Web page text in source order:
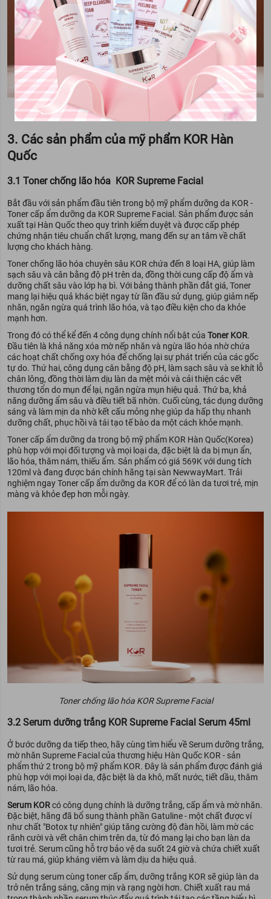
Bộ mỹ phẩm KOR Hàn Quốc
3. Các sản phẩm của mỹ phẩm KOR Hàn
Quốc
3.1 Toner chống lão hóa KOR Supreme Facial
Bắt đầu với sản phẩm đầu tiên trong bộ mỹ phẩm dưỡng da KOR -
Toner cấp ẩm dưỡng da KOR Supreme Facial. Sản phẩm được sản
xuất tại Hàn Quốc theo quy trình kiểm duyệt và được cấp phép
chứng nhận tiêu chuẩn chất lượng, mang đến sự an tâm về chất
lượng cho khách hàng.
Toner chống lão hóa chuyên sâu KOR chứa đến 8 loại HA, giúp làm
sạch sâu và cân bằng độ pH trên da, đồng thời cung cấp độ ẩm và
dưỡng chất sâu vào lớp hạ bì. Với bảng thành phần đắt giá, Toner
mang lại hiệu quả khác biệt ngay từ lần đầu sử dụng, giúp giảm nếp
nhăn, ngăn ngừa quá trình lão hóa, và tạo điều kiện cho da khỏe
mạnh hơn.
Trong đó có thể kể đến 4 công dụng chính nổi bật của Toner KOR.
Đầu tiên là khả năng xóa mờ nếp nhăn và ngừa lão hóa nhờ chứa
các hoạt chất chống oxy hóa để chống lại sự phát triển của các gốc
tự do. Thứ hai, công dụng cân bằng độ pH, làm sạch sâu và se khít lỗ
chân lông, đồng thời làm dịu làn da mệt mỏi và cải thiện các vết
thương tổn do mụn để lại, ngăn ngừa mụn hiệu quả. Thứ ba, khả
năng dưỡng ẩm sâu và điều tiết bã nhờn. Cuối cùng, tác dụng dưỡng
sáng và làm mịn da nhờ kết cấu mỏng nhẹ giúp da hấp thụ nhanh
dưỡng chất, phục hồi và tái tạo tế bào da một cách khỏe mạnh.
Toner cấp ẩm dưỡng da trong bộ mỹ phẩm KOR Hàn Quốc(Korea)
phù hợp với mọi đối tượng và mọi loại da, đặc biệt là da bị mụn ẩn,
lão hóa, thâm nám, thiếu ẩm. Sản phẩm có giá 569K với dung tích
120ml và đang được bán chính hãng tại sàn NewwayMart. Trải
nghiệm ngay Toner cấp ẩm dưỡng da KOR để có làn da tươi trẻ, mịn
màng và khỏe đẹp hơn mỗi ngày.
Toner chống lão hóa KOR Supreme Facial
3.2 Serum dưỡng trắng KOR Supreme Facial Serum 45ml
Ở bước dưỡng da tiếp theo, hãy cùng tìm hiểu về Serum dưỡng trắng,
mờ nhăn Supreme Facial của thương hiệu Hàn Quốc KOR - sản
phẩm thứ 2 trong bộ mỹ phẩm KOR. Đây là sản phẩm được đánh giá
phù hợp với mọi loại da, đặc biệt là da khô, mất nước, tiết dầu, thâm
nám, lão hóa.
Serum KORcó công dụng chính là dưỡng trắng, cấp ẩm và mờ nhăn.
Đặc biệt, hãng đã bổ sung thành phần Gatuline - một chất được ví
như chất "Botox tự nhiên" giúp tăng cường độ đàn hồi, làm mờ các
rãnh cười và vết chân chim trên da, từ đó mang lại cho bạn làn da
tươi trẻ. Serum cũng hỗ trợ bảo vệ da suốt 24 giờ và chứa chiết xuất
từ rau má, giúp kháng viêm và làm dịu da hiệu quả.
Sử dụng serum cùng toner cấp ẩm, dưỡng trắng KOR sẽ giúp làn da
trở nên trắng sáng, căng mịn và rạng ngời hơn. Chiết xuất rau má